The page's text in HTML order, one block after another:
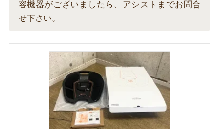
容機器がございましたら、アシストまでお問合
せ下さい。